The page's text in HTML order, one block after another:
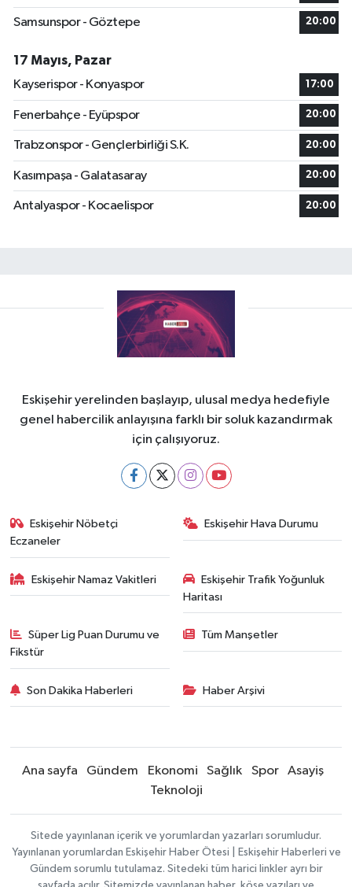
Samsunspor - Göztepe 20:00
17 Mayıs, Pazar
Kayserispor - Konyaspor
17:00
Fenerbahçe - Eyüpspor 20:00
Trabzonspor - Gençlerbirliği S.K. 20:00
Kasımpaşa - Galatasaray 20:00
Antalyaspor - Kocaelispor 20:00
Eskişehir yerelinden başlayıp, ulusal medya hedefiyle
genel habercilik anlayışına farklı bir soluk kazandırmak
için çalışıyoruz.
Eskişehir Nöbetçi
Eczaneler
Eskişehir Hava Durumu
Eskişehir Namaz Vakitleri
Eskişehir Trafik Yoğunluk
Haritası
Süper Lig Puan Durumu ve
Fikstür
Tüm Manşetler
Son Dakika Haberleri Haber Arşivi
Ana sayfa Gündem Ekonomi Sağlık Spor
Asayiş
Teknoloji
Sitede yayınlanan içerik ve yorumlardan yazarları sorumludur.
Yayınlanan yorumlardan Eskişehir Haber Ötesi | Eskişehir Haberleri ve
Gündem sorumlu tutulamaz. Sitedeki tüm harici linkler ayrı bir